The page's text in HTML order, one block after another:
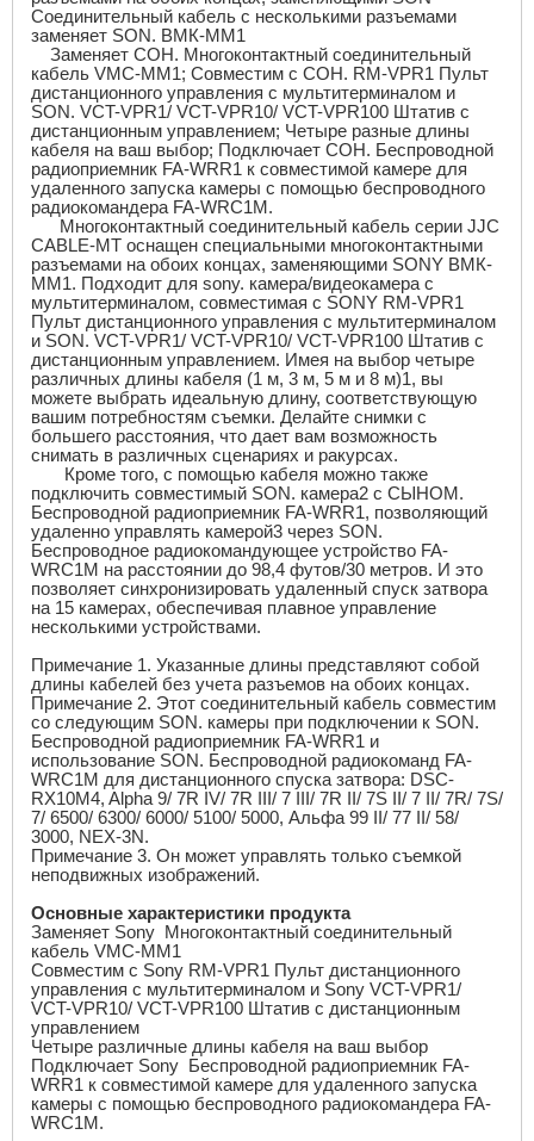
Соединительный кабель с несколькими разъемами
заменяет SON. ВМК-ММ1
Заменяет СОН. Многоконтактный соединительный
кабель VMC-MM1; Совместим с СОН. RM-VPR1 Пульт
дистанционного управления с мультитерминалом и
SON. VCT-VPR1/ VCT-VPR10/ VCT-VPR100 Штатив с
дистанционным управлением; Четыре разные длины
кабеля на ваш выбор; Подключает СОН. Беспроводной
радиоприемник FA-WRR1 к совместимой камере для
удаленного запуска камеры с помощью беспроводного
радиокомандера FA-WRC1M.
Многоконтактный соединительный кабель серии JJC
CABLE-MT оснащен специальными многоконтактными
разъемами на обоих концах, заменяющими SONY ВМК-
ММ1. Подходит для sony. камера/видеокамера с
мультитерминалом, совместимая с SONY RM-VPR1
Пульт дистанционного управления с мультитерминалом
и SON. VCT-VPR1/ VCT-VPR10/ VCT-VPR100 Штатив с
дистанционным управлением. Имея на выбор четыре
различных длины кабеля (1 м, 3 м, 5 м и 8 м)1, вы
можете выбрать идеальную длину, соответствующую
вашим потребностям съемки. Делайте снимки с
большего расстояния, что дает вам возможность
снимать в различных сценариях и ракурсах.
Кроме того, с помощью кабеля можно также
подключить совместимый SON. камера2 с СЫНОМ.
Беспроводной радиоприемник FA-WRR1, позволяющий
удаленно управлять камерой3 через SON.
Беспроводное радиокомандующее устройство FA-
WRC1M на расстоянии до 98,4 футов/30 метров. И это
позволяет синхронизировать удаленный спуск затвора
на 15 камерах, обеспечивая плавное управление
несколькими устройствами.
Примечание 1. Указанные длины представляют собой
длины кабелей без учета разъемов на обоих концах.
Примечание 2. Этот соединительный кабель совместим
со следующим SON. камеры при подключении к SON.
Беспроводной радиоприемник FA-WRR1 и
использование SON. Беспроводной радиокоманд FA-
WRC1M для дистанционного спуска затвора: DSC-
RX10M4, Alpha 9/ 7R IV/ 7R III/ 7 III/ 7R II/ 7S II/ 7 II/ 7R/ 7S/
7/ 6500/ 6300/ 6000/ 5100/ 5000, Альфа 99 II/ 77 II/ 58/
3000, NEX-3N.
Примечание 3. Он может управлять только съемкой
неподвижных изображений.
Основные характеристики продукта
Заменяет Sony Многоконтактный соединительный
кабель VMC-MM1
Совместим с Sony RM-VPR1 Пульт дистанционного
управления с мультитерминалом и Sony VCT-VPR1/
VCT-VPR10/ VCT-VPR100 Штатив с дистанционным
управлением
Четыре различные длины кабеля на ваш выбор
Подключает Sony Беспроводной радиоприемник FA-
WRR1 к совместимой камере для удаленного запуска
камеры с помощью беспроводного радиокомандера FA-
WRC1M.